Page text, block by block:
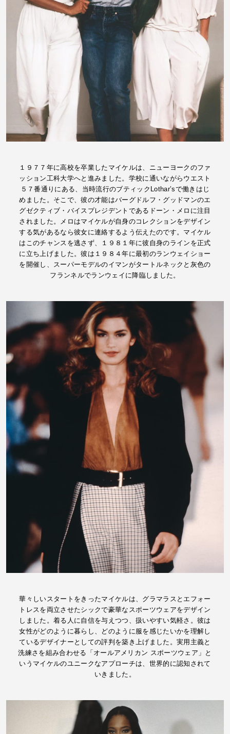
１９７７年に高校を卒業したマイケルは、ニューヨークのファ
ッション工科大学へと進みました。学校に通いながらウエスト
５７番通りにある、当時流行のブティックLothar’sで働きはじ
めました。そこで、彼の才能はバーグドルフ・グッドマンのエ
グゼクティブ・バイスプレジデントであるドーン・メロに注目
されました。メロはマイケルが自身のコレクションをデザイン
する気があるなら彼女に連絡するよう伝えたのです。マイケル
はこのチャンスを逃さず、１９８１年に彼自身のラインを正式
に立ち上げました。彼は１９８４年に最初のランウェイショー
を開催し、スーパーモデルのイマンがタートルネックと灰色の
フランネルでランウェイに降臨しました。
華々しいスタートをきったマイケルは、グラマラスとエフォー
トレスを両立させたシックで豪華なスポーツウェアをデザイン
しました。着る人に自信を与えつつ、扱いやすい気軽さ。彼は
女性がどのように暮らし、どのように服を感じたいかを理解し
ているデザイナーとしての評判を築き上げました。実用主義と
洗練さを組み合わせる「オールアメリカン スポーツウェア」と
いうマイケルのユニークなアプローチは、世界的に認知されて
いきました。